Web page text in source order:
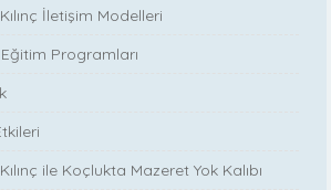
İletişim Modelleri
Programları
ile Koçlukta Mazeret Yok Kalıbı